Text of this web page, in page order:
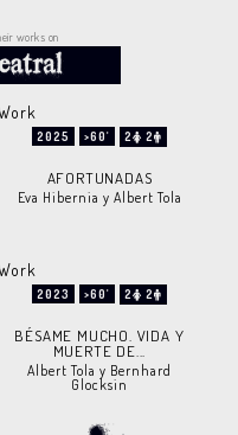
works on
2025 >60' 2 2
AFORTUNADAS
Eva Hibernia y Albert Tola
2023 >60' 2 2
BÉSAME MUCHO. VIDA Y
MUERTE DE...
Albert Tola y Bernhard
Glocksin